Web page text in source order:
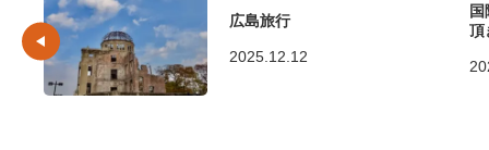
広島旅行
2025.12.12
頂